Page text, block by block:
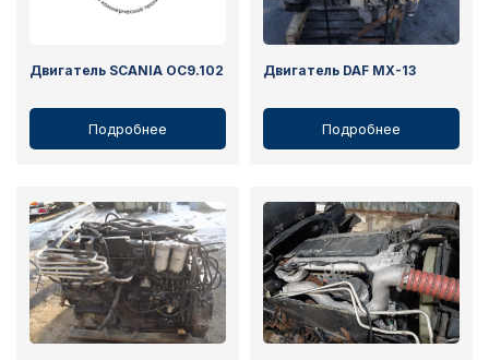
Двигатель SCANIA OC9.102
Подробнее
Двигатель DAF MX-13
Подробнее